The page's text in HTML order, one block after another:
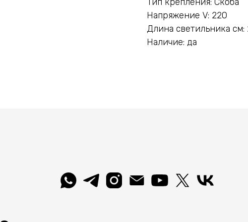
Напряжение V: 220
Длина светильника см:
Наличие: да